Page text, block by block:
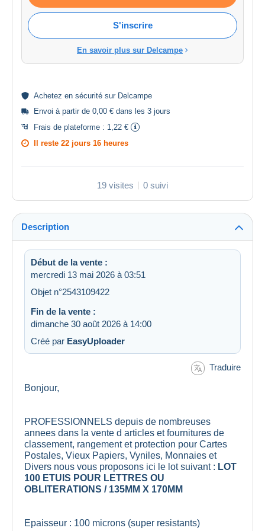
S'inscrire
En savoir plus sur Delcampe
Achetez en sécurité sur Delcampe
Envoi à partir de 0,00 € dans les 3 jours
Frais de plateforme : 1,22 €
Il reste 22 jours 16 heures
19 visites 0 suivi
Description
Début de la vente :
mercredi 13 mai 2026 à 03:51
Objet n°2543109422
Fin de la vente :
dimanche 30 août 2026 à 14:00
Créé par EasyUploader
Traduire
Bonjour,
PROFESSIONNELS depuis de nombreuses
annees dans la vente d articles et fournitures de
classement, rangement et protection pour Cartes
Postales, Vieux Papiers, Vyniles, Monnaies et
Divers nous vous proposons ici le lot suivant : LOT
100 ETUIS POUR LETTRES OU
OBLITERATIONS / 135MM X 170MM
Epaisseur : 100 microns (super resistants)